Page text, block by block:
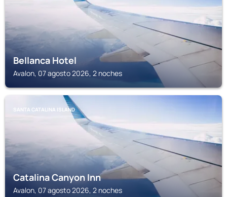
Bellanca Hotel
Avalon, 07 agosto 2026, 2 noches
SANTA CATALINA ISLAND
Catalina Canyon Inn
Avalon, 07 agosto 2026, 2 noches